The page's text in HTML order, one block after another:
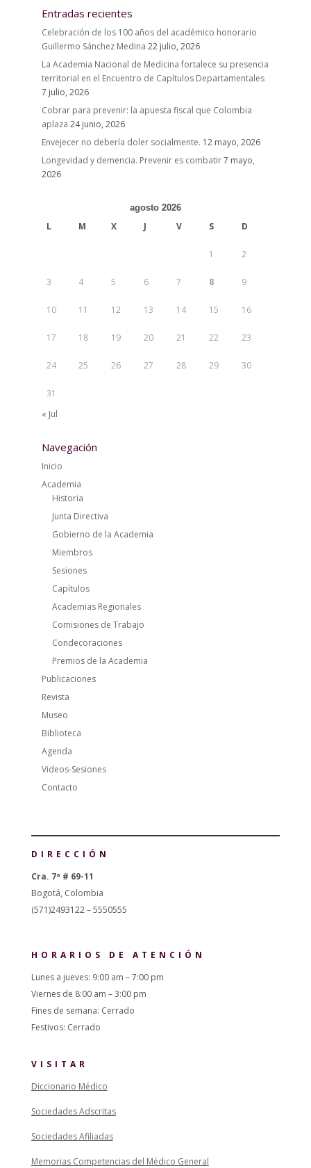
Entradas recientes
Celebración de los 100 años del académico honorario
Guillermo Sánchez Medina 22 julio, 2026
La Academia Nacional de Medicina fortalece su presencia
territorial en el Encuentro de Capítulos Departamentales
7 julio, 2026
Cobrar para prevenir: la apuesta fiscal que Colombia
aplaza 24 junio, 2026
Envejecer no debería doler socialmente. 12 mayo, 2026
Longevidad y demencia. Prevenir es combatir7 mayo,
2026
agosto 2026
L M X J V S D
1 2
3 4 5 6 7 8 9
10 11 12 13 14 15 16
17 18 19 20 21 22 23
24 25 26 27 28 29 30
31
« Jul
Navegación
Inicio
Academia
Historia
Junta Directiva
Gobierno de la Academia
Miembros
Sesiones
Capítulos
Academias Regionales
Comisiones de Trabajo
Condecoraciones
Premios de la Academia
Publicaciones
Revista
Museo
Biblioteca
Agenda
Videos-Sesiones
Contacto
DIRECCIÓN
Cra. 7ª # 69-11
Bogotá, Colombia
(571)2493122 – 5550555
HORARIOS DE ATENCIÓN
Lunes a jueves: 9:00 am – 7:00 pm
Viernes de 8:00 am – 3:00 pm
Fines de semana: Cerrado
Festivos: Cerrado
VISITAR
Diccionario Médico
Sociedades Adscritas
Sociedades Afiliadas
Memorias Competencias del Médico General